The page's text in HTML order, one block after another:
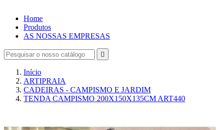
Home
Produtos
AS NOSSAS EMPRESAS

Início
ARTIPRAIA
CADEIRAS - CAMPISMO E JARDIM
TENDA CAMPISMO 200X150X135CM ART440